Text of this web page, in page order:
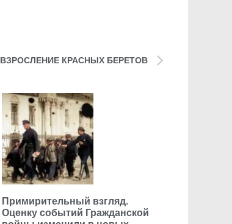
ВЗРОСЛЕНИЕ КРАСНЫХ БЕРЕТОВ
Примирительный взгляд.
Оценку событий Гражданской